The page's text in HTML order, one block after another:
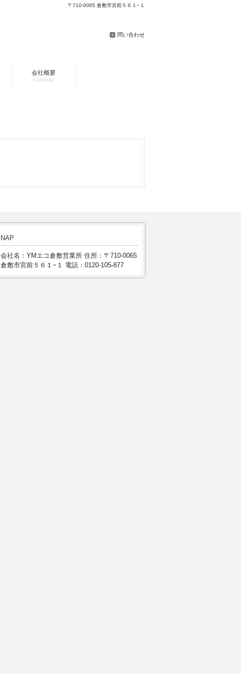
〒710-0065 倉敷市宮前５６１−１
問い合わせ
会社概要
Company
NAP
会社名：YMエコ倉敷営業所 住所：〒710-0065
倉敷市宮前５６１−１ 電話：0120-105-877